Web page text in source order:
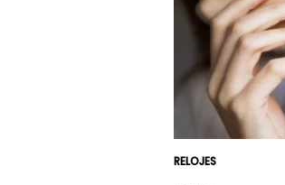
RELOJES